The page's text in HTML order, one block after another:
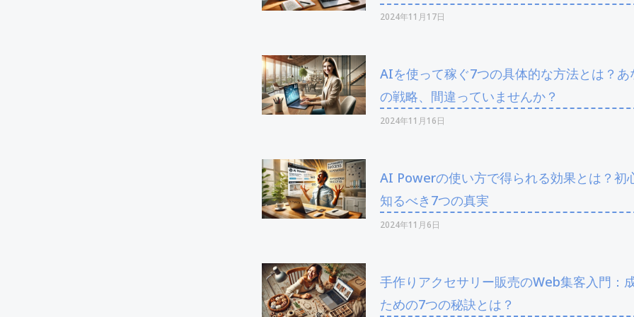
2024年11月17日
AIを使って稼ぐ7つの具体的な方法とは？あ
の戦略、間違っていませんか？
2024年11月16日
AI Powerの使い方で得られる効果とは？初
知るべき7つの真実
2024年11月6日
手作りアクセサリー販売のWeb集客入門：
ための7つの秘訣とは？